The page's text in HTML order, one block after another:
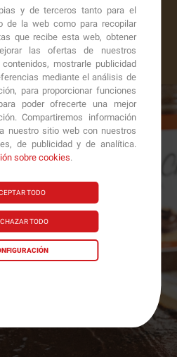
y de terceros tanto para el
de la web como para recopilar
que recibe esta web, obtener
las ofertas de nuestros
mostrarle publicidad
mediante el análisis de
para proporcionar funciones
poder ofrecerte una mejor
Compartiremos información
nuestro sitio web con nuestros
de publicidad y de analítica.
sobre cookies.
TODO
TODO